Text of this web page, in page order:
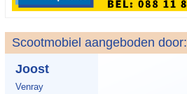
Scootmobiel aangeboden door:
Joost
Venray